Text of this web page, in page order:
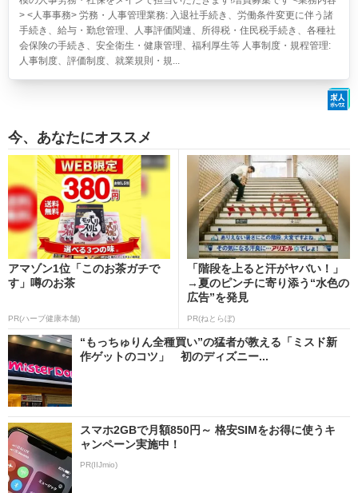
> <人事事務> 労務・人事管理業務: 入退社手続き、労働条件変更に伴う諸
手続き、給与・勤怠管理、人事評価関連、所得税・住民税手続き、各種社
会保険の手続き、安全衛生・健康管理、福利厚生等 人事制度・規程管理:
人事制度、評価制度、就業規則・規...
今、あなたにオススメ
アマゾン1位「このお茶ガチで
す」噂のお茶
PR(ハーブ健康本舗)
「階段を上ると汗がヤバい！」
→夏のピンチに寄り添う“水色の
広告”を発見
PR(ねとらぼ)
“もっちゅりん全種買い”の猛者が教える「ミスド新
作ゲットのコツ」 初のディズニー...
スマホ2GBで月額850円～ 格安SIMをお得に使うキ
ャンペーン実施中！
PR(IIJmio)